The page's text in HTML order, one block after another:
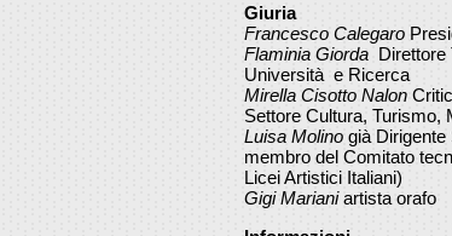
Giuria
Francesco Calegaro
Flaminia Giorda
Università e Ricerca
Mirella Cisotto Nalon
Settore Cultura, Turismo,
Luisa Molino già Dirigente
membro del Comitato
Licei Artistici Italiani)
Gigi Marianiartista orafo